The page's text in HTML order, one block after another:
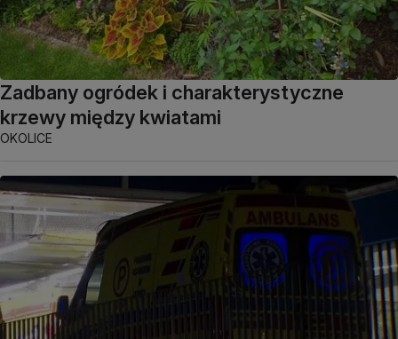
Zadbany ogródek i charakterystyczne
krzewy między kwiatami
OKOLICE